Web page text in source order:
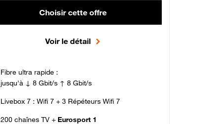
Choisir cette offre
Voir le détail
Fibre ultra rapide :
jusqu'à ↓ 8 Gbit/s ↑ 8 Gbit/s
Livebox 7 : Wifi 7 + 3 Répéteurs Wifi 7
200 chaînes TV + Eurosport 1